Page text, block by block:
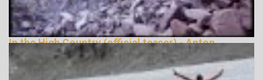
In the High Country (official teaser) - Anton
Krupicka
148108 Nézetek